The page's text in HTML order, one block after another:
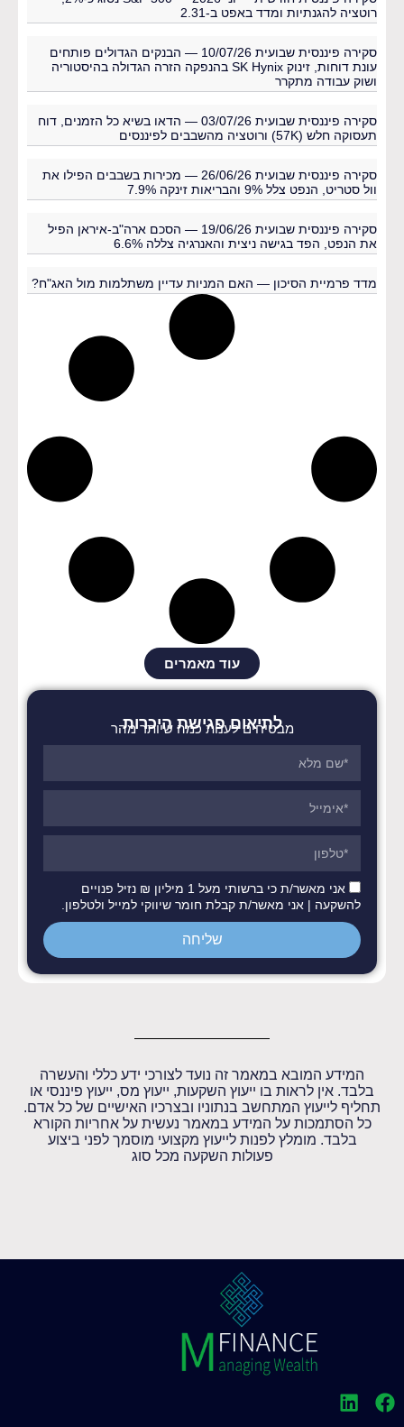
רוטציה להגנתיות ומדד באפט ב-2.31
סקירה פיננסית שבועית 10/07/26 — הבנקים הגדולים פותחים
עונת דוחות, זינוק SK Hynix בהנפקה הזרה הגדולה בהיסטוריה
ושוק עבודה מתקרר
סקירה פיננסית שבועית 03/07/26 — הדאו בשיא כל הזמנים, דוח
תעסוקה חלש (57K) ורוטציה מהשבבים לפיננסים
סקירה פיננסית שבועית 26/06/26 — מכירות בשבבים הפילו את
וול סטריט, הנפט צלל 9% והבריאות זינקה 7.9%
סקירה פיננסית שבועית 19/06/26 — הסכם ארה"ב-איראן הפיל
את הנפט, הפד בגישה ניצית והאנרגיה צללה 6.6%
מדד פרמיית הסיכון — האם המניות עדיין משתלמות מול האג"ח?
עוד מאמרים
לתיאום פגישת היכרות
מבטיחים לענות כמה שיותר מהר
אני מאשר/ת כי ברשותי מעל 1 מיליון ₪ נזיל פנויים
להשקעה | אני מאשר/ת קבלת חומר שיווקי למייל ולטלפון.
שליחה
המידע המובא במאמר זה נועד לצורכי ידע כללי והעשרה
בלבד. אין לראות בו ייעוץ השקעות, ייעוץ מס, ייעוץ פיננסי או
תחליף לייעוץ המתחשב בנתוניו ובצרכיו האישיים של כל אדם.
כל הסתמכות על המידע במאמר נעשית על אחריות הקורא
בלבד. מומלץ לפנות לייעוץ מקצועי מוסמך לפני ביצוע
פעולות השקעה מכל סוג